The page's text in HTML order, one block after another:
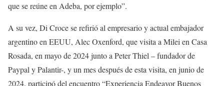
que se reúne en Adeba, por ejemplo”.
A su vez, Di Croce se refirió al empresario y actual embajador
argentino en EEUU, Alec Oxenford, que visita a Milei en Casa
Rosada, en mayo de 2024 junto a Peter Thiel – fundador de
Paypal y Palantir-, y un mes después de esta visita, en junio de
2024, participó del encuentro “Experiencia Endeavor Buenos